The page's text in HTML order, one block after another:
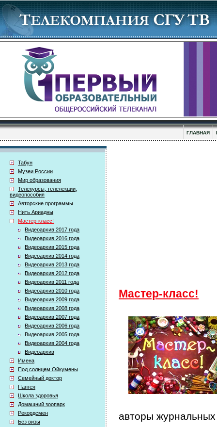
ГЛАВНАЯ
Табун
Музеи России
Мир образования
Телекурсы, телелекции,
видеопособия
Авторские программы
Нить Ариадны
Мастер-класс!
Видеоархив 2017 года
Видеоархив 2016 года
Видеоархив 2015 года
Видеоархив 2014 года
Видеоархив 2013 года
Видеоархив 2012 года
Видеоархив 2011 года
Видеоархив 2010 года
Видеоархив 2009 года
Видеоархив 2008 года
Видеоархив 2007 года
Видеоархив 2006 года
Видеоархив 2005 года
Видеоархив 2004 года
Видеоархив
Имена
Под солнцем Ойкумены
Семейный доктор
Пангея
Школа здоровья
Домашний зоопарк
Рекордсмен
Без визы
Мастер-класс!
авторы журнальных